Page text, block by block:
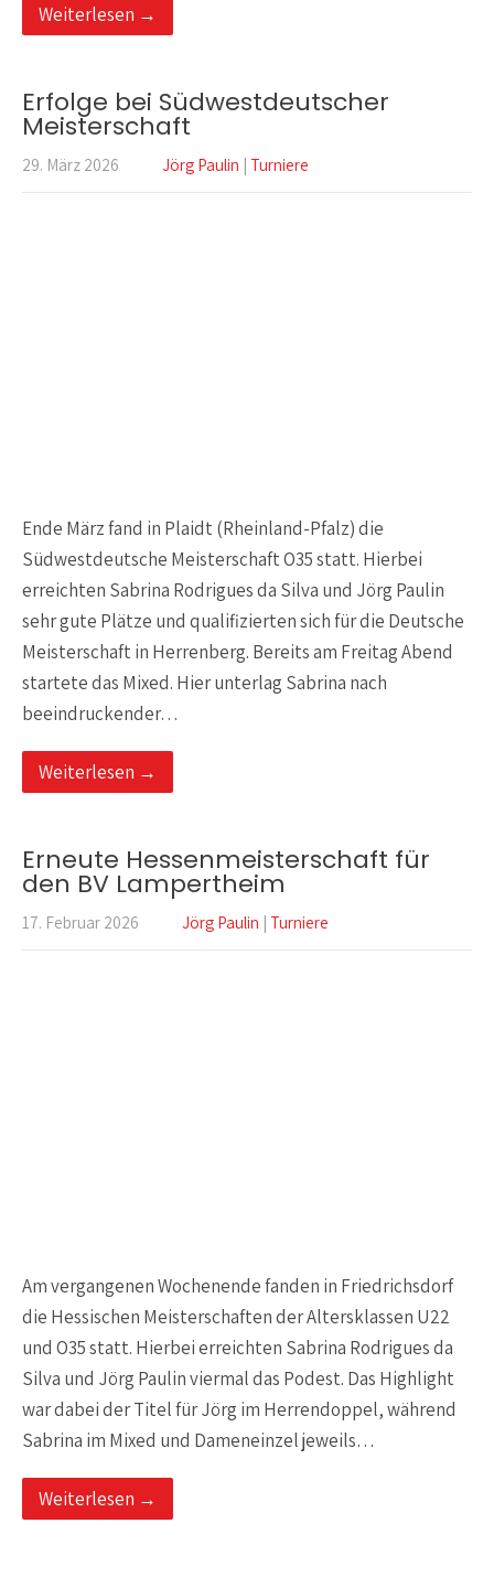
Weiterlesen →
Erfolge bei Südwestdeutscher
Meisterschaft
29. März 2026 Jörg Paulin | Turniere
Ende März fand in Plaidt (Rheinland-Pfalz) die
Südwestdeutsche Meisterschaft O35 statt. Hierbei
erreichten Sabrina Rodrigues da Silva und Jörg Paulin
sehr gute Plätze und qualifizierten sich für die Deutsche
Meisterschaft in Herrenberg. Bereits am Freitag Abend
startete das Mixed. Hier unterlag Sabrina nach
beeindruckender…
Weiterlesen →
Erneute Hessenmeisterschaft für
den BV Lampertheim
17. Februar 2026 Jörg Paulin | Turniere
Am vergangenen Wochenende fanden in Friedrichsdorf
die Hessischen Meisterschaften der Altersklassen U22
und O35 statt. Hierbei erreichten Sabrina Rodrigues da
Silva und Jörg Paulin viermal das Podest. Das Highlight
war dabei der Titel für Jörg im Herrendoppel, während
Sabrina im Mixed und Dameneinzel jeweils…
Weiterlesen →